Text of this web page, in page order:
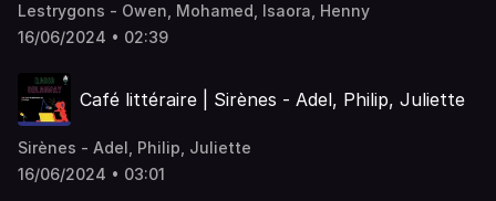
Lestrygons - Owen, Mohamed, Isaora, Henny
16/06/2024 • 02:39
Café littéraire | Sirènes - Adel, Philip, Juliette
Sirènes - Adel, Philip, Juliette
16/06/2024 • 03:01